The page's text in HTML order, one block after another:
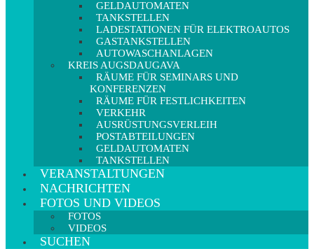
GELDAUTOMATEN
TANKSTELLEN
LADESTATIONEN FÜR ELEKTROAUTOS
GASTANKSTELLEN
AUTOWASCHANLAGEN
KREIS AUGSDAUGAVA
RÄUME FÜR SEMINARS UND
KONFERENZEN
RÄUME FÜR FESTLICHKEITEN
VERKEHR
AUSRÜSTUNGSVERLEIH
POSTABTEILUNGEN
GELDAUTOMATEN
TANKSTELLEN
VERANSTALTUNGEN
NACHRICHTEN
FOTOS UND VIDEOS
FOTOS
VIDEOS
SUCHEN